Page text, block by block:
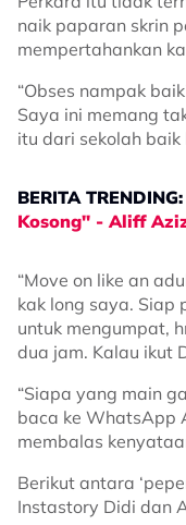
naik paparan skrin
mempertahankan
“Obses nampak
Saya ini memang
itu dari sekolah
BERITA TRENDING:
Kosong" - Aliff
“Move on like an
kak long saya.
untuk mengumpat,
dua jam. Kalau ikut
“Siapa yang main
baca ke WhatsApp
membalas
Berikut antara
Instastory Didi dan